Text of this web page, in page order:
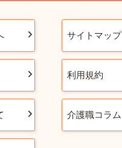
サイトマップ
利用規約
介護職コラム